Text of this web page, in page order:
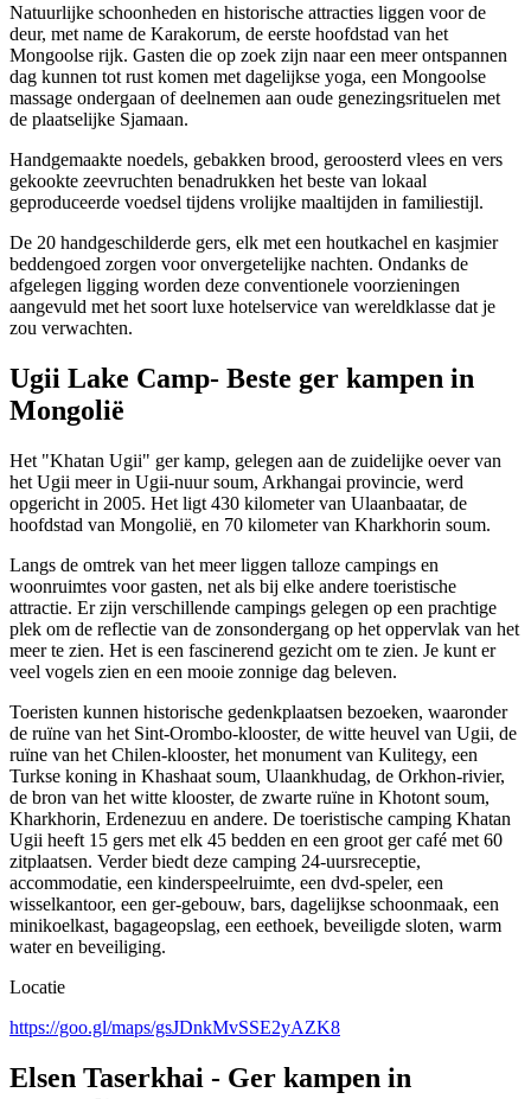
Natuurlijke schoonheden en historische attracties liggen voor de
deur, met name de Karakorum, de eerste hoofdstad van het
Mongoolse rijk. Gasten die op zoek zijn naar een meer ontspannen
dag kunnen tot rust komen met dagelijkse yoga, een Mongoolse
massage ondergaan of deelnemen aan oude genezingsrituelen met
de plaatselijke Sjamaan.
Handgemaakte noedels, gebakken brood, geroosterd vlees en vers
gekookte zeevruchten benadrukken het beste van lokaal
geproduceerde voedsel tijdens vrolijke maaltijden in familiestijl.
De 20 handgeschilderde gers, elk met een houtkachel en kasjmier
beddengoed zorgen voor onvergetelijke nachten. Ondanks de
afgelegen ligging worden deze conventionele voorzieningen
aangevuld met het soort luxe hotelservice van wereldklasse dat je
zou verwachten.
Ugii Lake Camp- Beste ger kampen in
Mongolië
Het "Khatan Ugii" ger kamp, gelegen aan de zuidelijke oever van
het Ugii meer in Ugii-nuur soum, Arkhangai provincie, werd
opgericht in 2005. Het ligt 430 kilometer van Ulaanbaatar, de
hoofdstad van Mongolië, en 70 kilometer van Kharkhorin soum.
Langs de omtrek van het meer liggen talloze campings en
woonruimtes voor gasten, net als bij elke andere toeristische
attractie. Er zijn verschillende campings gelegen op een prachtige
plek om de reflectie van de zonsondergang op het oppervlak van het
meer te zien. Het is een fascinerend gezicht om te zien. Je kunt er
veel vogels zien en een mooie zonnige dag beleven.
Toeristen kunnen historische gedenkplaatsen bezoeken, waaronder
de ruïne van het Sint-Orombo-klooster, de witte heuvel van Ugii, de
ruïne van het Chilen-klooster, het monument van Kulitegy, een
Turkse koning in Khashaat soum, Ulaankhudag, de Orkhon-rivier,
de bron van het witte klooster, de zwarte ruïne in Khotont soum,
Kharkhorin, Erdenezuu en andere. De toeristische camping Khatan
Ugii heeft 15 gers met elk 45 bedden en een groot ger café met 60
zitplaatsen. Verder biedt deze camping 24-uursreceptie,
accommodatie, een kinderspeelruimte, een dvd-speler, een
wisselkantoor, een ger-gebouw, bars, dagelijkse schoonmaak, een
minikoelkast, bagageopslag, een eethoek, beveiligde sloten, warm
water en beveiliging.
Locatie
https://goo.gl/maps/gsJDnkMvSSE2yAZK8
Elsen Taserkhai - Ger kampen in